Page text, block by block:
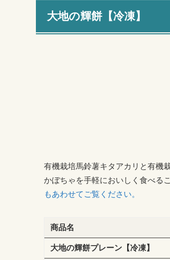
大地の輝餅【冷凍】
有機栽培馬鈴薯キタアカリと有機
かぼちゃを手軽においしく食べる
もあわせてご覧ください。
商品名
大地の輝餅プレーン【冷凍】